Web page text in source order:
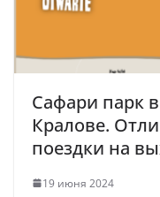
Сафари парк
Кралове.
поездки на
19 июня 2024